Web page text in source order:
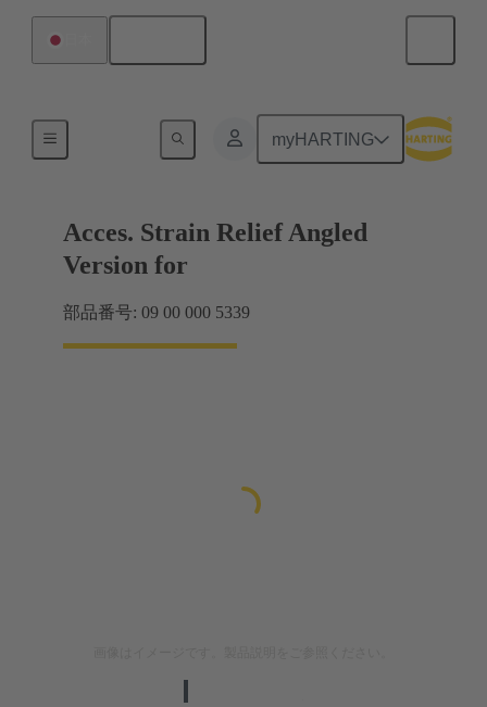
myHARTING
その他アクセサリー
Acces. Strain Relief Angled
Version for
部品番号: 09 00 000 5339